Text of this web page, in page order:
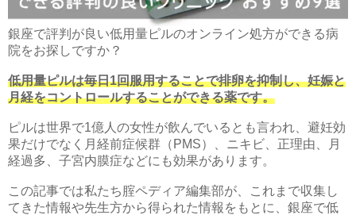
銀座で評判が良い低用量ピルのオンライン処方ができる病
院をお探しですか？
低用量ピルは毎日1回服用することで排卵を抑制し、妊娠と
月経をコントロールすることができる薬です。
ピルは世界で1億人の女性が飲んでいるとも言われ、避妊効
果だけでなく月経前症候群（PMS）、ニキビ、正理由、月
経過多、子宮内膜症などにも効果があります。
この記事では私たち腟ペディア編集部が、これまで収集し
てきた情報や先生方から得られた情報をもとに、銀座で低